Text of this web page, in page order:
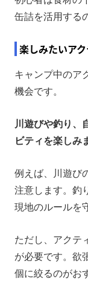
缶詰を活用する
楽しみたいア
キャンプ中のア
機会です。
川遊びや釣り、
ビティを楽しみ
例えば、川遊び
注意します。釣
現地のルールを
ただし、アクテ
が必要です。欲
個に絞るのがお